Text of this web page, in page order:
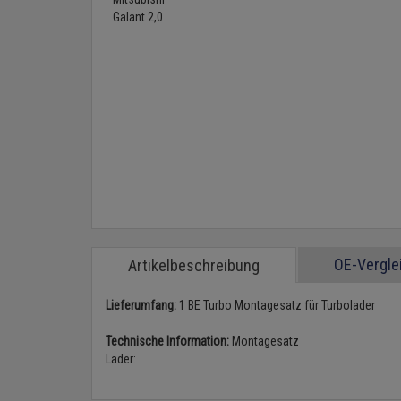
Artikelbeschreibung OE-
Lieferumfang: 1 BE Turbo Montagesatz für Turbolader
Technische Information: Montagesatz
Lader: